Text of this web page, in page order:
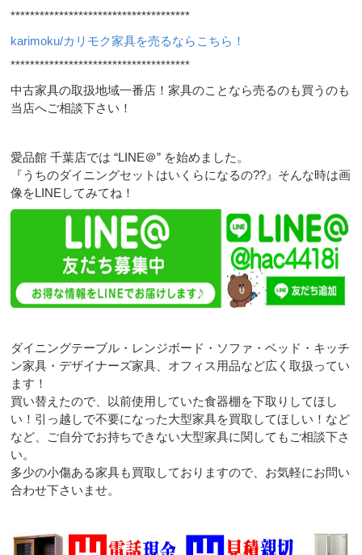
*************************************
karimoku/カリモク家具を売るならこちら！
*************************************
中古家具の取扱地域一番店！家具のことなら売るのも買うのも
当店へご相談下さい！
愛品館 千葉店では “LINE＠” を始めました。
『うちのダイニングセットはいくらになるの??』そんな時は画
像をLINEしてみてね！
ダイニングテーブル・レンジボード・ソファ・ベッド・キッチ
ン家具・デザイナーズ家具、オフィス用品など広く取扱ってい
ます！
買い替えたので、以前使用していた食器棚を下取りしてほし
い！引っ越しで不要になった大型家具を買取してほしい！など
など、ご自分でお持ちできない大型家具に関してもご相談下さ
い。
多少の小傷ある家具も買取しておりますので、お気軽にお問い
合わせ下さいませ。